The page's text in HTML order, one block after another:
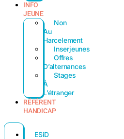
INFO
JEUNE
Non
Au
Harcelement
Inserjeunes
Offres
D’alternances
Stages
À
L’étranger
RÉFÉRENT
HANDICAP
ESiD